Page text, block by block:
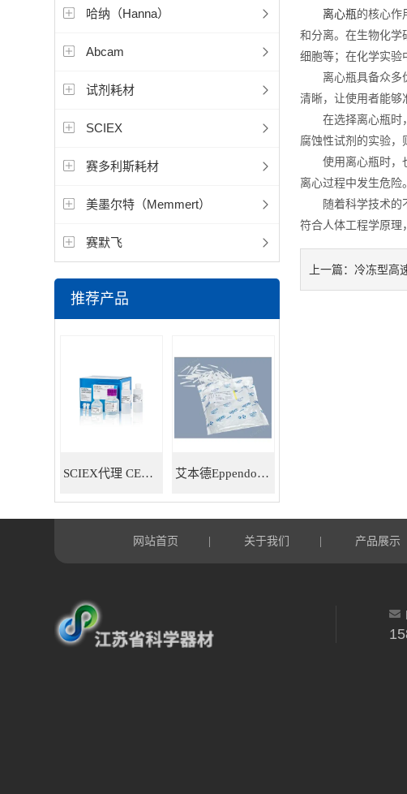
哈纳（Hanna）
Abcam
试剂耗材
SCIEX
赛多利斯耗材
美墨尔特（Memmert）
赛默飞
推荐产品
SCIEX代理 CE耗材试剂 毛细管电泳试剂耗材 艾本德Eppendorf 5ml移液器吸头 30000978
离心瓶的核心作
和分离。在生物化学
细胞等；在化学实验
离心瓶具备众多优
清晰，让使用者能够
在选择离心瓶时，
腐蚀性试剂的实验，
使用离心瓶时，也
离心过程中发生危险
随着科学技术的不
符合人体工程学原理
上一篇： 冷冻型高
网站首页 关于我们 产品展示